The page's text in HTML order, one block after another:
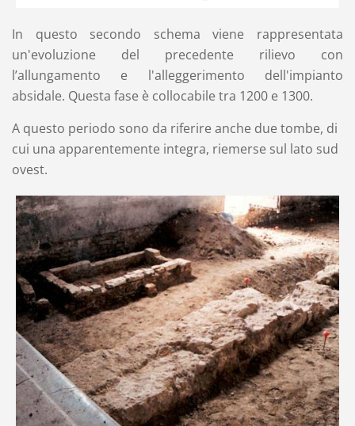
In questo secondo schema viene rappresentata
un'evoluzione del precedente rilievo con
l’allungamento e l'alleggerimento dell'impianto
absidale. Questa fase è collocabile tra 1200 e 1300.
A questo periodo sono da riferire anche due tombe, di
cui una apparentemente integra, riemerse sul lato sud
ovest.